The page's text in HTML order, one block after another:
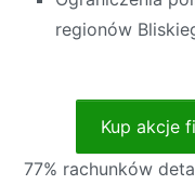
regionów
Kup akcje
77% rachunków